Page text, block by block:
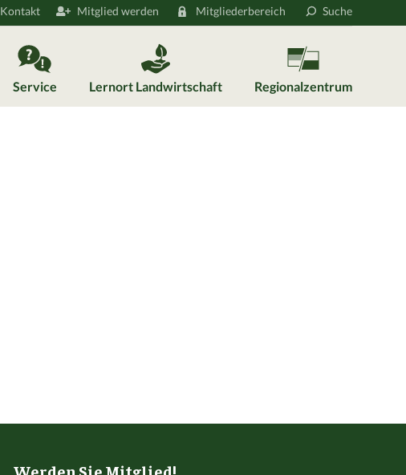
Kontakt Mitglied werden Mitgliederbereich Suche
Service Lernort Landwirtschaft Regionalzentrum
Werden Sie Mitglied!